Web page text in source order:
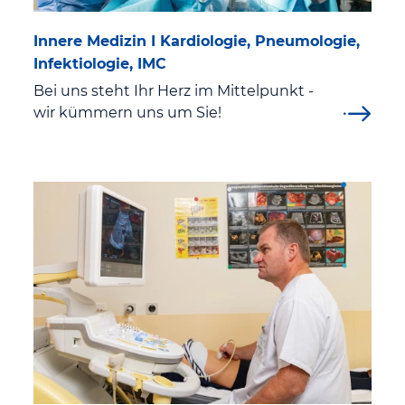
Stroke Unit (Schlaganfall Station)
Uroonkologisches Zentrum Westthüringen St. Georg
Klinikum Eisenach
Wundmanagement
Zentrale Sterilgutversorgungsabteilung
Zentrum für Hämatologische Neoplasien am St. Georg
Klinikum Eisenach
Zentrum für Physikalische und Rehabilitative Medizin
Pflege
Innere Medizin I Kardiologie, Pneumologie,
Infektiologie, IMC
Bei uns steht Ihr Herz im Mittelpunkt -
wir kümmern uns um Sie!